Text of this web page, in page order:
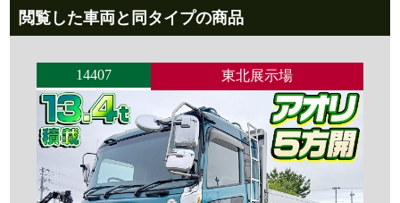
閲覧した車両と同タイプの商品
14407 東北展示場